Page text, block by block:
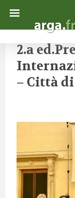
2.a
– Città